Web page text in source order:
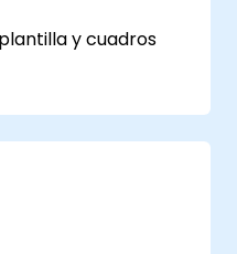
y cuadros
consultas de
consultas
su